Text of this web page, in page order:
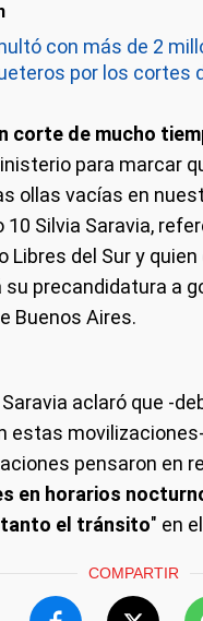
con más de 2
por los cortes
corte de mucho
para marcar
ollas vacías en
10 Silvia Saravia,
Libres del Sur y
precandidatura a
Buenos Aires.
aclaró que -
estas
pensaron en
en horarios
el tránsito" en
COMPARTIR